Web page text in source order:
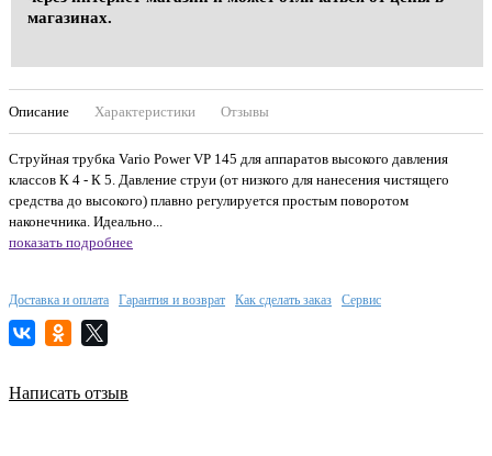
магазинах.
Описание Характеристики Отзывы
Струйная трубка Vario Power VP 145 для аппаратов высокого давления
классов К 4 - К 5. Давление струи (от низкого для нанесения чистящего
средства до высокого) плавно регулируется простым поворотом
наконечника. Идеально...
показать подробнее
Доставка и оплата Гарантия и возврат Как сделать заказ Сервис
Написать отзыв